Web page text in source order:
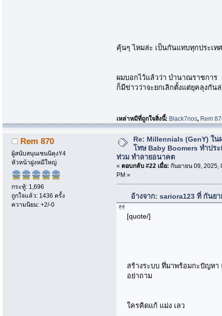
คุ้นๆ ไหมล่ะ เป็นกันแทบทุกประเท
ผมบอกไว้แล้วว่า บำนาณราชการ
ก็มีข่าวว่าจะยกเลิกตั้งแต่ยุคลุงกัน
เหล่าหมีที่ถูกใจสิ่งนี้: Black7nos, Rem
Rem 870
ผู้สนับสนุนเซนนิคุงY4
หัวหน้าฝูงหมีใหญ่
กระทู้: 1,696
ถูกใจแล้ว: 1436 ครั้ง
ความนิยม: +2/-0
Re: Millennials (GenY) ใน
โทษ Baby Boomers ทำประ
ท่วม ทำลายอนาคต
« ตอบกลับ #22 เมื่อ: กันยายน 09, 2025,
PM »
อ้างจาก: sariora123 ที่ กันย
[quote/]
สร้างระบบ ทึ่มาพร้อมกะปัญหา
อย่าถาม
ใครคิดแก้ แม่ง เลว